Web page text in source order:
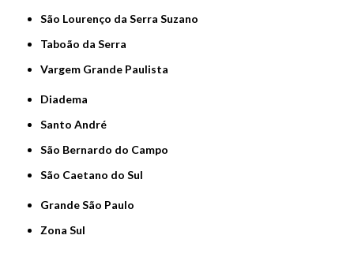
São Lourenço da Serra Suzano
Taboão da Serra
Vargem Grande Paulista
Diadema
Santo André
São Bernardo do Campo
São Caetano do Sul
Grande São Paulo
Zona Sul